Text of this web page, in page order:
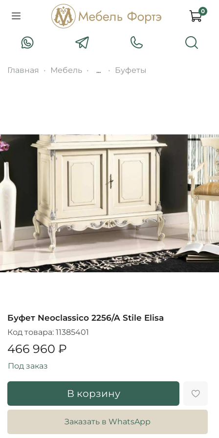
0
Главная Мебель ... Буфеты
Буфет Neoclassico 2256/A Stile Elisa
Код товара: 11385401
466 960 ₽
В корзину
Заказать в WhatsApp
Под заказ